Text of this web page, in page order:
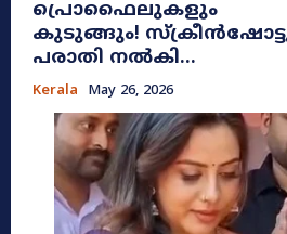
പ്രൊഫൈലുകളും
കുടുങ്ങും!
പരാതി നൽകി...
Kerala May 26, 2026